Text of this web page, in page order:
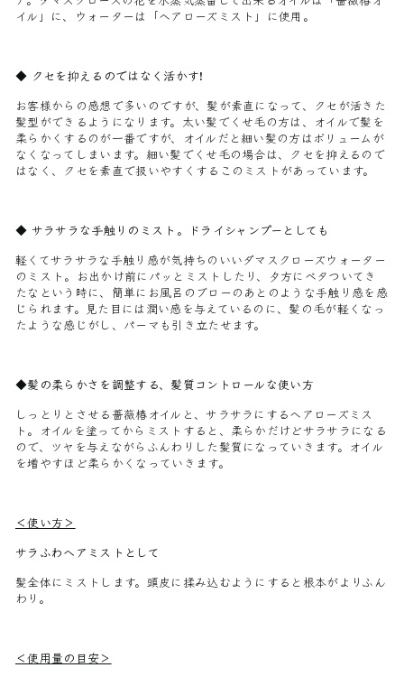
イル」に、ウォーターは「ヘアローズミスト」に使用。
◆ クセを抑えるのではなく活かす!
お客様からの感想で多いのですが、髪が素直になって、クセが活きた
髪型ができるようになります。太い髪でくせ毛の方は、オイルで髪を
柔らかくするのが一番ですが、オイルだと細い髪の方はボリュームが
なくなってしまいます。細い髪でくせ毛の場合は、クセを抑えるので
はなく、クセを素直で扱いやすくするこのミストがあっています。
◆ サラサラな手触りのミスト。 ドライシャンプーとしても
軽くてサラサラな手触り感が気持ちのいいダマスクローズウォーター
のミスト。お出かけ前にパッとミストしたり、夕方にベタついてき
たなという時に、簡単にお風呂のブローのあとのような手触り感を感
じられます。見た目には潤い感を与えているのに、髪の毛が軽くなっ
たような感じがし、パーマも引き立たせます。
◆髪の柔らかさを調整する、髪質コントロールな使い方
しっとりとさせる薔薇椿オイルと、サラサラにするヘアローズミス
ト。オイルを塗ってからミストすると、柔らかだけどサラサラになる
ので、ツヤを与えながらふんわりした髪質になっていきます。オイル
を増やすほど柔らかくなっていきます。
＜使い方＞
サラふわヘアミストとして
髪全体にミストします。頭皮に揉み込むようにすると根本がよりふん
わり。
＜使用量の目安＞